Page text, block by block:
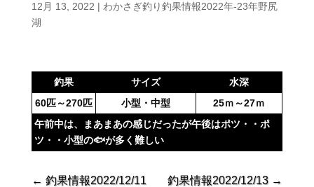
12月 13, 2022 | わかさぎ釣り釣果情報2022年-23年野尻
湖
釣果 サイズ
水深
60匹～270匹
小型・中型
25ｍ～27ｍ
午前中は、まあまあの感じだったが午後はポツ・・ポ
ツ・・小型の🐟が多く難しい
← 釣果情報2022/12/11 釣果情報2022/12/13 →